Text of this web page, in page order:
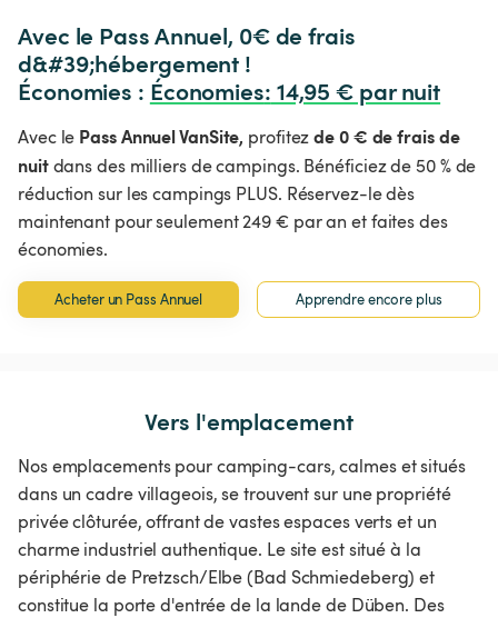
Avec le Pass Annuel, 0€ de frais
d&#39;hébergement !
Économies : Économies: 14,95 € par nuit
Avec le Pass Annuel VanSite, profitezde 0 € de frais de
nuitdans des milliers de campings. Bénéficiez de 50 % de
réduction sur les campings PLUS. Réservez-le dès
maintenant pour seulement 249 € par an et faites des
économies.
Acheter un Pass Annuel Apprendre encore plus
Vers l'emplacement
Nos emplacements pour camping-cars, calmes et situés
dans un cadre villageois, se trouvent sur une propriété
privée clôturée, offrant de vastes espaces verts et un
charme industriel authentique. Le site est situé à la
périphérie de Pretzsch/Elbe (Bad Schmiedeberg) et
constitue la porte d'entrée de la lande de Düben. Des